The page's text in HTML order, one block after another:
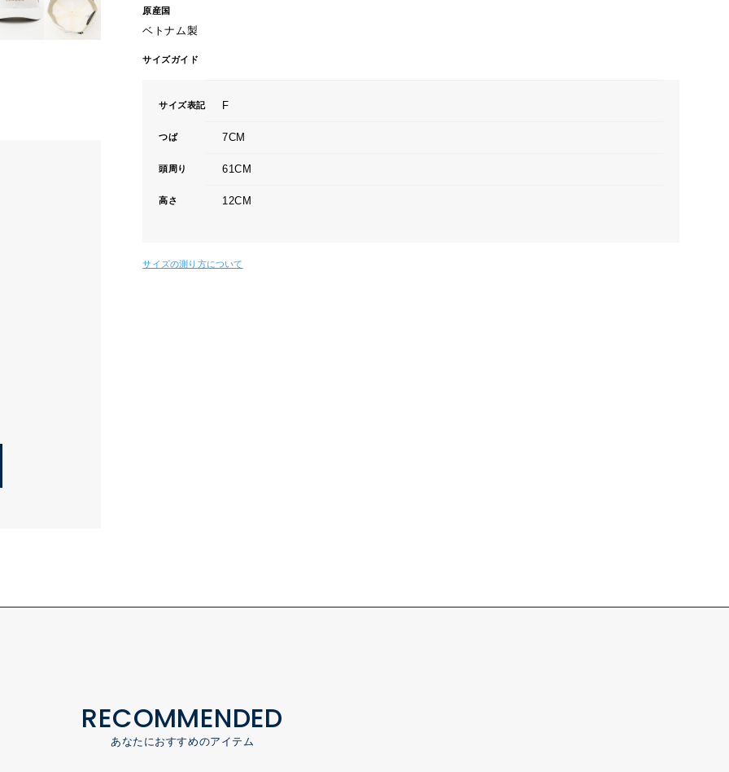
原産国
ベトナム製
サイズガイド
サイズ表記 F
つば 7CM
頭周り 61CM
高さ 12CM
サイズの測り方について
RECOMMENDED
あなたにおすすめのアイテム